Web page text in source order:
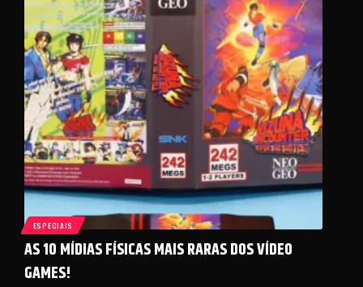
ESPECIAIS
AS 10 MÍDIAS FÍSICAS MAIS RARAS DOS VÍDEO
GAMES!